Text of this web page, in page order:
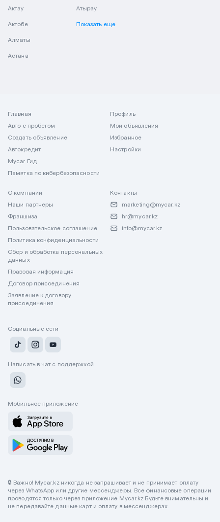
Актау
Актобе
Алматы
Астана
Атырау
Показать еще
Главная
Авто с пробегом
Создать объявление
Автокредит
Mycar Гид
Памятка по кибербезопасности
Профиль
Мои объявления
Избранное
Настройки
О компании
Наши партнеры
Франшиза
Пользовательское соглашение
Политика конфиденциальности
Сбор и обработка персональных
данных
Правовая информация
Договор присоединения
Заявление к договору
присоединения
Контакты
marketing@mycar.kz
hr@mycar.kz
info@mycar.kz
Социальные сети
Написать в чат с поддержкой
Мобильное приложение
🔒 Важно! Mycar.kz никогда не запрашивает и не принимает оплату
через WhatsApp или другие мессенджеры. Все финансовые операции
проводятся только через приложение Mycar.kz Будьте внимательны и
не передавайте данные карт и оплату в мессенджерах.